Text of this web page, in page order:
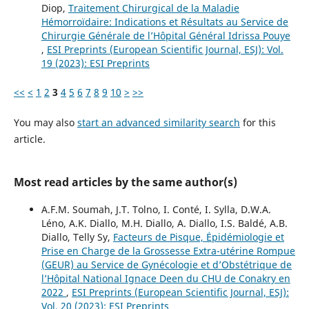
Diop, Traitement Chirurgical de la Maladie
Hémorroïdaire: Indications et Résultats au Service de
Chirurgie Générale de l’Hôpital Général Idrissa Pouye
, ESI Preprints (European Scientific Journal, ESJ): Vol.
19 (2023): ESI Preprints
<< < 1 2 3 4 5 6 7 8 9 10 > >>
You may also start an advanced similarity search for this
article.
Most read articles by the same author(s)
A.F.M. Soumah, J.T. Tolno, I. Conté, I. Sylla, D.W.A.
Léno, A.K. Diallo, M.H. Diallo, A. Diallo, I.S. Baldé, A.B.
Diallo, Telly Sy, Facteurs de Рisque, Ėpidémiologie et
Prise en Charge de la Grossesse Extra-utérine Rompue
(GEUR) au Service de Gynécologie et d’Obstétrique de
l’Hôpital National Ignace Deen du CHU de Conakry en
2022 , ESI Preprints (European Scientific Journal, ESJ):
Vol. 20 (2023): ESI Preprints